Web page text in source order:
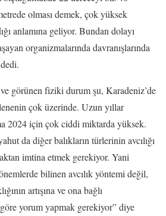
olması demek, çok yüksek
anlamına geliyor. Bundan dolayı
organizmalarında davranışlarında
görünen fiziki durum şu, Karadeniz’de
çok üzerinde. Uzun yıllar
2024 için çok ciddi miktarda yüksek.
da diğer balıkların türlerinin avcılığı
imtina etmek gerekiyor. Yani
bilinen avcılık yöntemi değil,
artışına ve ona bağlı
yorum yapmak gerekiyor” diye